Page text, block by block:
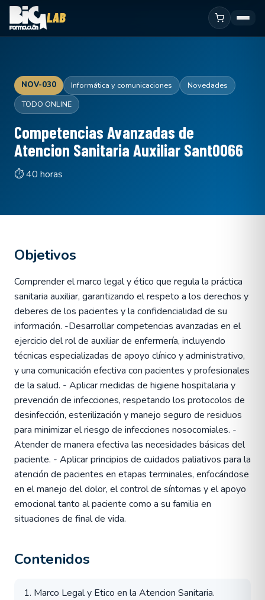
NOV-030 Informática y comunicaciones
Novedades
TODO ONLINE
Competencias Avanzadas de
Atencion Sanitaria Auxiliar Sant0066
⏱ 40 horas
Objetivos
Comprender el marco legal y ético que regula la práctica
sanitaria auxiliar, garantizando el respeto a los derechos y
deberes de los pacientes y la confidencialidad de su
información. -Desarrollar competencias avanzadas en el
ejercicio del rol de auxiliar de enfermería, incluyendo
técnicas especializadas de apoyo clínico y administrativo,
y una comunicación efectiva con pacientes y profesionales
de la salud. - Aplicar medidas de higiene hospitalaria y
prevención de infecciones, respetando los protocolos de
desinfección, esterilización y manejo seguro de residuos
para minimizar el riesgo de infecciones nosocomiales. -
Atender de manera efectiva las necesidades básicas del
paciente. - Aplicar principios de cuidados paliativos para la
atención de pacientes en etapas terminales, enfocándose
en el manejo del dolor, el control de síntomas y el apoyo
emocional tanto al paciente como a su familia en
situaciones de final de vida.
Contenidos
1. Marco Legal y Etico en la Atencion Sanitaria.